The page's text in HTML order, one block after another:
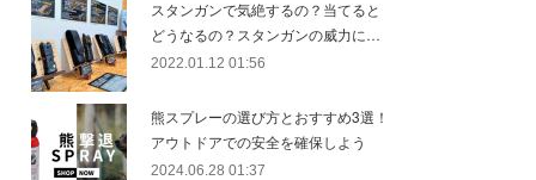
スタンガンで気絶するの？当てると
どうなるの？スタンガンの威力に…
2022.01.12 01:56
熊スプレーの選び方とおすすめ3選！
アウトドアでの安全を確保しよう
2024.06.28 01:37